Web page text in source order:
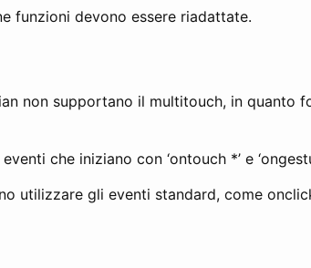
funzioni devono essere riadattate.
non supportano il multitouch, in quanto
che iniziano con ‘ontouch *’ e
utilizzare gli eventi standard, come